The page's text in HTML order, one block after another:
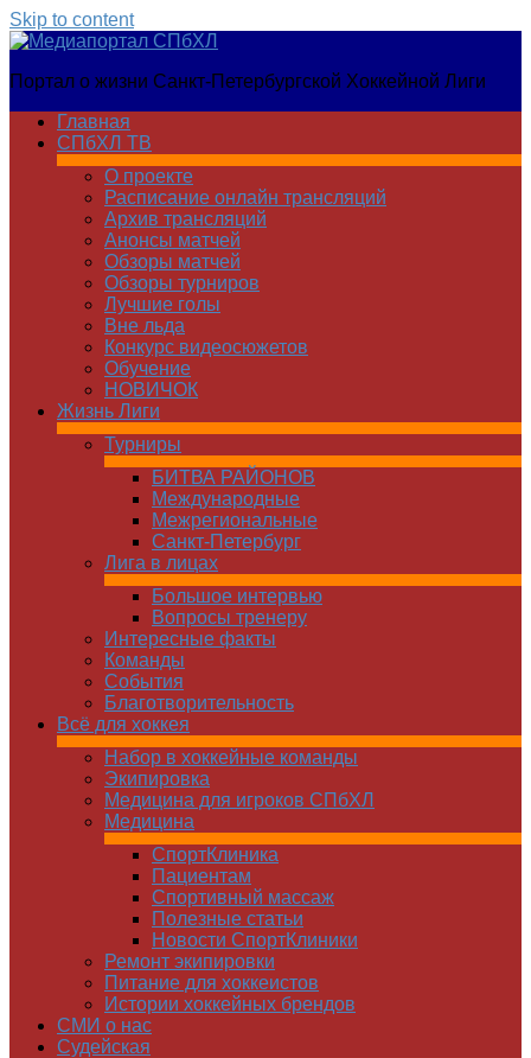
Skip to content
Медиапортал
Портал о жизни Санкт-Петербургской Хоккейной Лиги
Главная
СПбХЛ ТВ
О проекте
Расписание онлайн трансляций
Архив трансляций
Анонсы матчей
Обзоры матчей
Обзоры турниров
Лучшие голы
Вне льда
Конкурс видеосюжетов
Обучение
НОВИЧОК
Жизнь Лиги
Турниры
БИТВА РАЙОНОВ
Международные
Межрегиональные
Санкт-Петербург
Лига в лицах
Большое интервью
Вопросы тренеру
Интересные факты
Команды
Cобытия
Благотворительность
Всё для хоккея
Набор в хоккейные команды
Экипировка
Медицина для игроков СПбХЛ
Медицина
СпортКлиника
Пациентам
Спортивный массаж
Полезные статьи
Новости СпортКлиники
Ремонт экипировки
Питание для хоккеистов
Истории хоккейных брендов
СМИ о нас
Судейская